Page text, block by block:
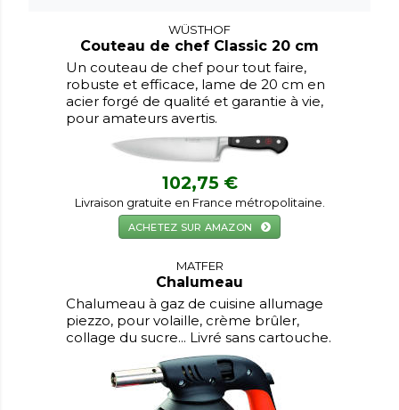
WÜSTHOF
Couteau de chef Classic 20 cm
Un couteau de chef pour tout faire,
robuste et efficace, lame de 20 cm en
acier forgé de qualité et garantie à vie,
pour amateurs avertis.
102,75 €
Livraison gratuite en France métropolitaine.
ACHETEZ SUR AMAZON
MATFER
Chalumeau
Chalumeau à gaz de cuisine allumage
piezzo, pour volaille, crème brûler,
collage du sucre... Livré sans cartouche.